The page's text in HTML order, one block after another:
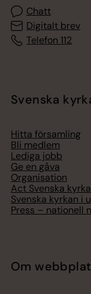
Chatt
Digitalt brev
Telefon 112
Svenska
Hitta församling
Bli medlem
Lediga jobb
Ge en gåva
Organisation
Act Svenska
Svenska kyrkan i
Press – nationell
Om